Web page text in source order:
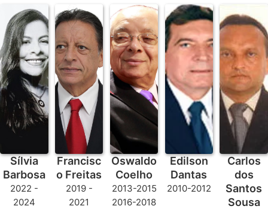
Sílvia
Barbosa
2022 -
2024
Francisc
o Freitas
2019 -
2021
Oswaldo
Coelho
2013-2015
2016-2018
Edilson
Dantas
2010-2012
Carlos
dos
Santos
Sousa